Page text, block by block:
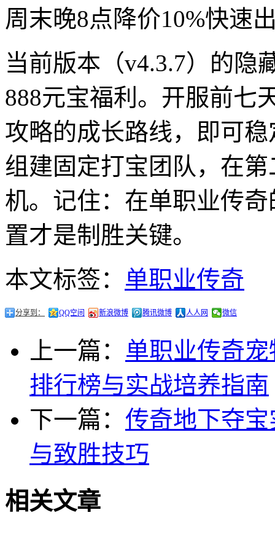
周末晚8点降价10%快速
当前版本（v4.3.7）的隐
888元宝福利。开服前七
攻略的成长路线，即可
组建固定打宝团队，在
机。记住：在单职业传
置才是制胜关键。
本文标签： 单职业传奇
分享到： QQ空间 新浪微博 腾讯微博 人人网 微信
上一篇： 单职业传奇
排行榜与实战培养指南
下一篇： 传奇地下夺
与致胜技巧
相关文章